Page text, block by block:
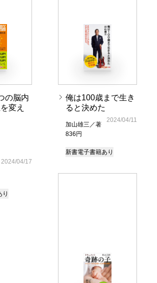
の脳内
変え
2024/04/17
り
俺は100歳まで生き
ると決めた
加山雄三／著
836円
2024/04/11
新書電子書籍あり